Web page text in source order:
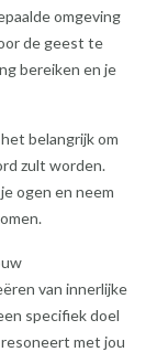
omgeving
de geest te
bereiken en je
belangrijk om
zult worden.
ogen en neem
van innerlijke
specifiek doel
met jou